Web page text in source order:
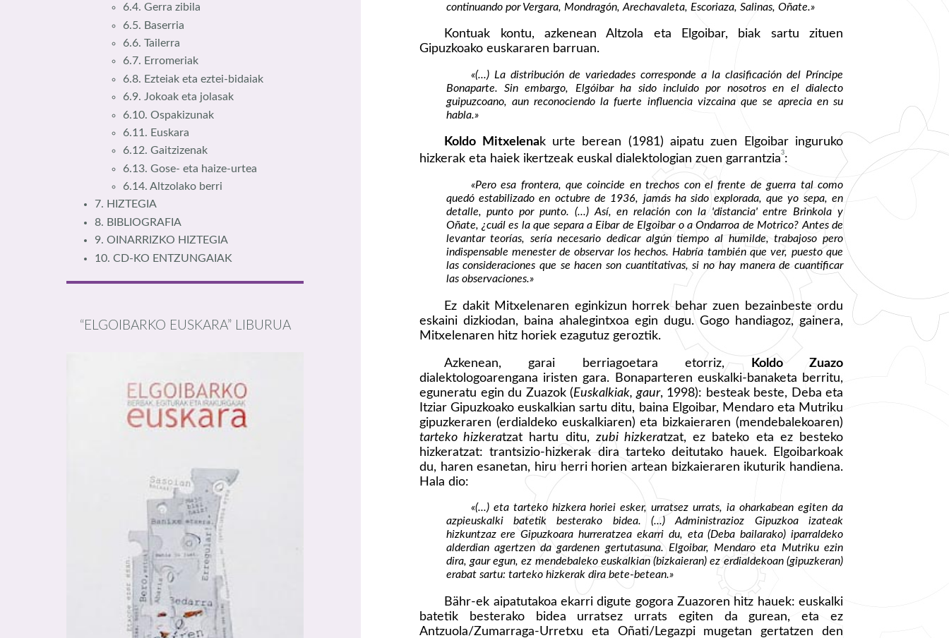
6.4. Gerra zibila
6.5. Baserria
6.6. Tailerra
6.7. Erromeriak
6.8. Ezteiak eta eztei-bidaiak
6.9. Jokoak eta jolasak
6.10. Ospakizunak
6.11. Euskara
6.12. Gaitzizenak
6.13. Gose- eta haize-urtea
6.14. Altzolako berri
7. HIZTEGIA
8. BIBLIOGRAFIA
9. OINARRIZKO HIZTEGIA
10. CD-KO ENTZUNGAIAK
“ELGOIBARKO EUSKARA” LIBURUA
continuando por Vergara, Mondragón, Arechavaleta, Escoriaza, Salinas, Oñate.»
Kontuak kontu, azkenean Altzola eta Elgoibar, biak sartu zituen
Gipuzkoako euskararen barruan.
«(...) La distribución de variedades corresponde a la clasificación del Príncipe
Bonaparte. Sin embargo, Elgóibar ha sido incluido por nosotros en el dialecto
guipuzcoano, aun reconociendo la fuerte influencia vizcaina que se aprecia en su
habla.»
Koldo Mitxelenak urte berean (1981) aipatu zuen Elgoibar inguruko
hizkerak eta haiek ikertzeak euskal dialektologian zuen garrantzia3:
«Pero esa frontera, que coincide en trechos con el frente de guerra tal como
quedó estabilizado en octubre de 1936, jamás ha sido explorada, que yo sepa, en
detalle, punto por punto. (...) Así, en relación con la 'distancia' entre Brinkola y
Oñate, ¿cuál es la que separa a Eibar de Elgoibar o a Ondarroa de Motrico? Antes de
levantar teorías, sería necesario dedicar algún tiempo al humilde, trabajoso pero
indispensable menester de observar los hechos. Habría también que ver, puesto que
las consideraciones que se hacen son cuantitativas, si no hay manera de cuantificar
las observaciones.»
Ez dakit Mitxelenaren eginkizun horrek behar zuen bezainbeste ordu
eskaini dizkiodan, baina ahalegintxoa egin dugu. Gogo handiagoz, gainera,
Mitxelenaren hitz horiek ezagutuz geroztik.
Azkenean, garai berriagoetara etorriz,
Koldo Zuazo
dialektologoarengana iristen gara. Bonaparteren euskalki-banaketa berritu,
eguneratu egin du Zuazok (Euskalkiak, gaur, 1998): besteak beste, Deba eta
Itziar Gipuzkoako euskalkian sartu ditu, baina Elgoibar, Mendaro eta Mutriku
gipuzkeraren (erdialdeko euskalkiaren) eta bizkaieraren (mendebalekoaren)
tarteko hizkeratzat hartu ditu, zubi hizkeratzat, ez bateko eta ez besteko
hizkeratzat: trantsizio-hizkerak dira tarteko deitutako hauek. Elgoibarkoak
du, haren esanetan, hiru herri horien artean bizkaieraren ikuturik handiena.
Hala dio:
«(...) eta tarteko hizkera horiei esker, urratsez urrats, ia oharkabean egiten da
azpieuskalki batetik besterako bidea. (...) Administrazioz Gipuzkoa izateak
hizkuntzaz ere Gipuzkoara hurreratzea ekarri du, eta (Deba bailarako) iparraldeko
alderdian agertzen da gardenen gertutasuna. Elgoibar, Mendaro eta Mutriku ezin
dira, gaur egun, ez mendebaleko euskalkian (bizkaieran) ez erdialdekoan (gipuzkeran)
erabat sartu: tarteko hizkerak dira bete-betean.»
Bähr-ek aipatutakoa ekarri digute gogora Zuazoren hitz hauek: euskalki
batetik besterako bidea urratsez urrats egiten da gurean, eta ez
Antzuola/Zumarraga-Urretxu eta Oñati/Legazpi mugetan gertatzen den